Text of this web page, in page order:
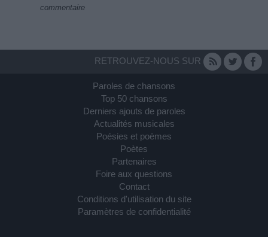
commentaire
RETROUVEZ-NOUS SUR
Paroles de chansons
Top 50 chansons
Derniers ajouts de paroles
Actualités musicales
Poésies et poèmes
Poètes
Partenaires
Foire aux questions
Contact
Conditions d'utilisation du site
Paramètres de confidentialité